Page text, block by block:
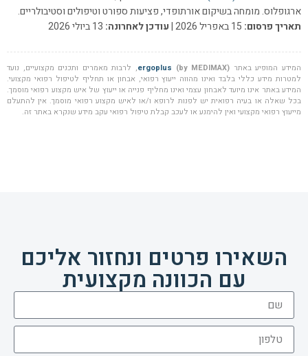
ארגופלוס. מומחה בשיקום אורתופדי, פציעות ספורט וטיפולים וסטיבולריים.
תאריך פרסום:
עודכן לאחרונה:
המידע המופיע באתר ergoplus (by MEDIMAX)
, לרבות מאמרים ותכנים מקצועיים, נועד
למטרות מידע כללי בלבד ואינו מהווה ייעוץ רפואי, אבחון או תחליף לטיפול רפואי מקצועי.
המידע באתר אינו מיועד לאבחון עצמי ואינו מחליף פנייה או ייעוץ של איש מקצוע רפואי מוסמך.
בכל שאלה או בעיה רפואית יש לפנות לרופא ו/או לאיש מקצוע רפואי מוסמך. אין להתעלם
מייעוץ רפואי מקצועי ואין להימנע או לעכב קבלת טיפול רפואי עקב מידע שנקרא באתר זה.
השאירו פרטים ונחזור אליכם
עם הכוונה מקצועית